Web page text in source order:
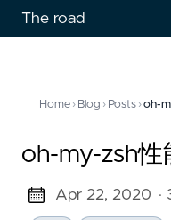
The road
Home › Blog › Posts ›oh-
oh-my-zsh性
Apr 22, 2020 ·